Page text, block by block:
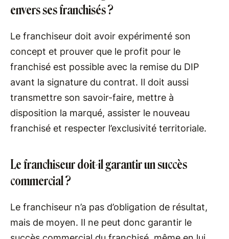
envers ses franchisés ?
Le franchiseur doit avoir expérimenté son
concept et prouver que le profit pour le
franchisé est possible avec la remise du DIP
avant la signature du contrat. Il doit aussi
transmettre son savoir-faire, mettre à
disposition la marqué, assister le nouveau
franchisé et respecter l’exclusivité territoriale.
Le franchiseur doit-il garantir un succès
commercial ?
Le franchiseur n’a pas d’obligation de résultat,
mais de moyen. Il ne peut donc garantir le